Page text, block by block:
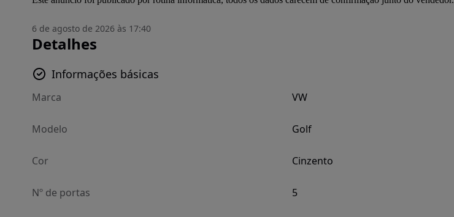
6 de agosto de 2026 às 17:40
Detalhes
Informações básicas
Marca VW
Modelo Golf
Cor Cinzento
Nº de portas 5